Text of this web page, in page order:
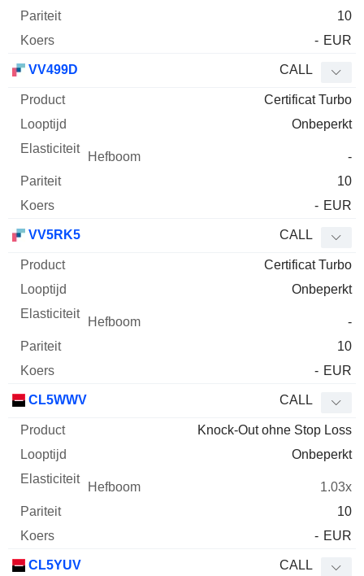
10
- EUR
VV499D CALL
Certificat Turbo
Onbeperkt
-
10
- EUR
VV5RK5 CALL
Certificat Turbo
Onbeperkt
-
10
- EUR
CL5WWV CALL
Knock-Out ohne Stop Loss
Onbeperkt
1.03x
10
- EUR
CL5YUV CALL